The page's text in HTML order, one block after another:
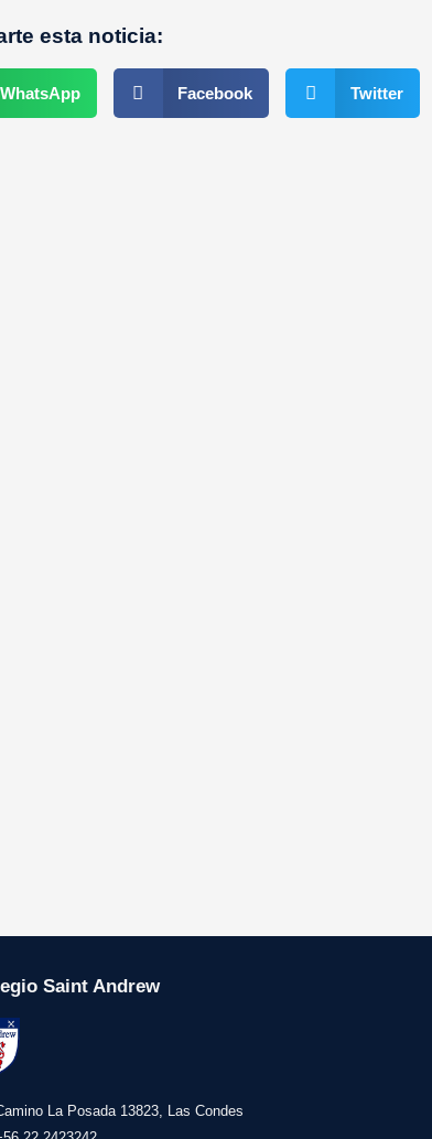
esta noticia:
WhatsApp Facebook Twitter
Saint Andrew
La Posada 13823, Las Condes